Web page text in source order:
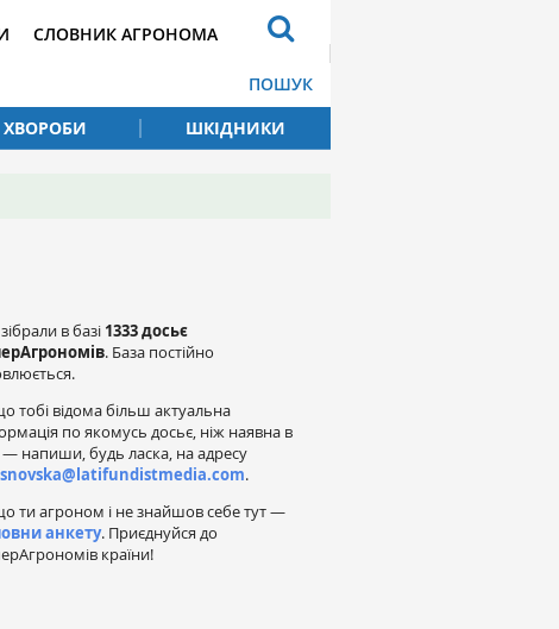
СЛОВНИК АГРОНОМА
ПОШУК
ХВОРОБИ ШКІДНИКИ
в базі 1333 досьє
. База постійно
тобі відома більш актуальна
по якомусь досьє, ніж наявна в
— напиши, будь ласка, на адресу
.
ти агроном і не знайшов себе тут —
анкету. Приєднуйся до
країни!